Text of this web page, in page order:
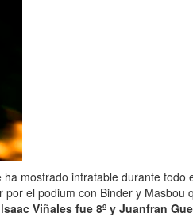
mostrado intratable durante
el podium con Binder y
saac Viñales fue 8º y Juanfran